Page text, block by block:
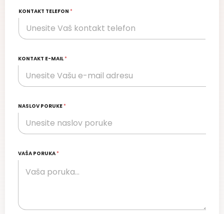
KONTAKT TELEFON *
KONTAKT E-MAIL*
NASLOV PORUKE*
VAŠA PORUKA*